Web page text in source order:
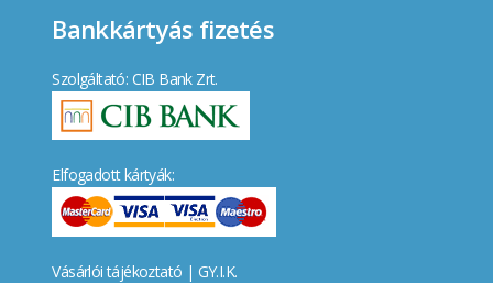
Bankkártyás fizetés
Szolgáltató: CIB Bank Zrt.
Elfogadott kártyák:
Vásárlói tájékoztató | GY.I.K.